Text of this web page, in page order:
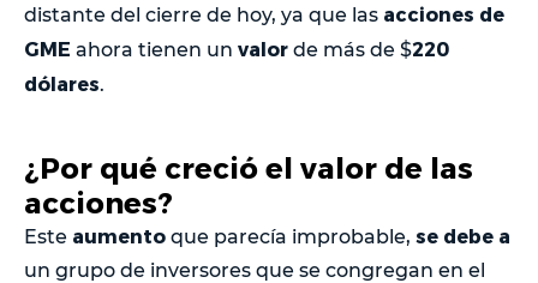
distante del cierre de hoy, ya que las acciones de
GME ahora tienen un valor de más de $220
dólares.
¿Por qué creció el valor de las
acciones?
Este aumento que parecía improbable, se debe a
un grupo de inversores que se congregan en el